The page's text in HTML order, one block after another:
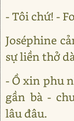
- Tôi chứ! -
Joséphine
sự liền thở
- Ồ xin phu
gần bà -
lâu đâu.